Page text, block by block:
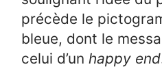
précède le
bleue, dont le
celui d’unhappy end